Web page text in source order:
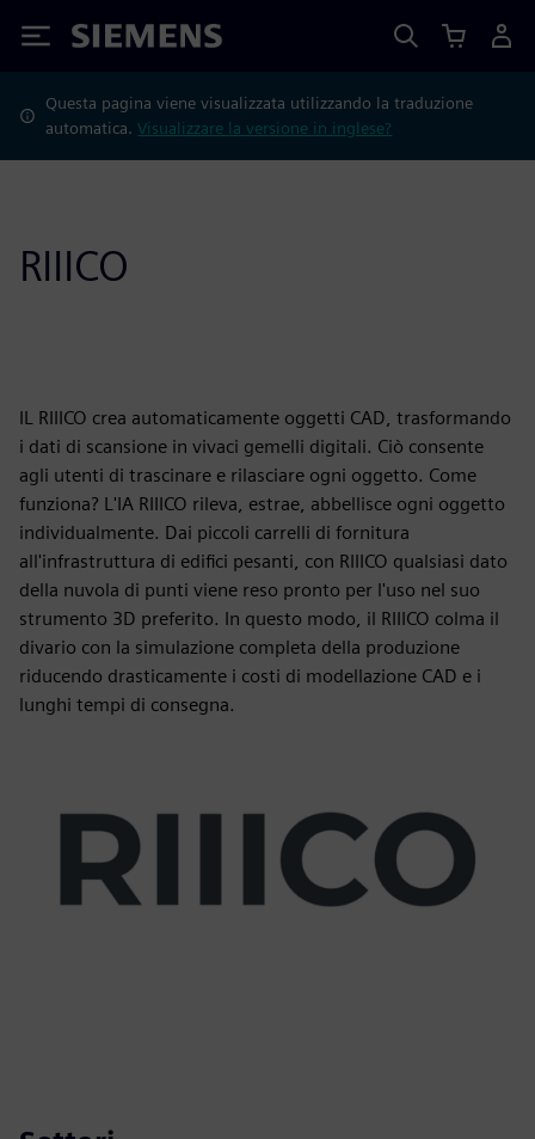
Siemens
Questa pagina viene visualizzata utilizzando la traduzione
automatica.Visualizzare la versione in inglese?
RIIICO
IL RIIICO crea automaticamente oggetti CAD, trasformando
i dati di scansione in vivaci gemelli digitali. Ciò consente
agli utenti di trascinare e rilasciare ogni oggetto. Come
funziona? L'IA RIIICO rileva, estrae, abbellisce ogni oggetto
individualmente. Dai piccoli carrelli di fornitura
all'infrastruttura di edifici pesanti, con RIIICO qualsiasi dato
della nuvola di punti viene reso pronto per l'uso nel suo
strumento 3D preferito. In questo modo, il RIIICO colma il
divario con la simulazione completa della produzione
riducendo drasticamente i costi di modellazione CAD e i
lunghi tempi di consegna.